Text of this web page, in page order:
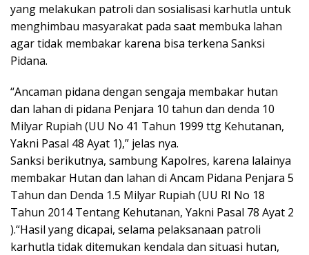
yang melakukan patroli dan sosialisasi karhutla untuk
menghimbau masyarakat pada saat membuka lahan
agar tidak membakar karena bisa terkena Sanksi
Pidana.
“Ancaman pidana dengan sengaja membakar hutan
dan lahan di pidana Penjara 10 tahun dan denda 10
Milyar Rupiah (UU No 41 Tahun 1999 ttg Kehutanan,
Yakni Pasal 48 Ayat 1),” jelas nya.
Sanksi berikutnya, sambung Kapolres, karena lalainya
membakar Hutan dan lahan di Ancam Pidana Penjara 5
Tahun dan Denda 1.5 Milyar Rupiah (UU RI No 18
Tahun 2014 Tentang Kehutanan, Yakni Pasal 78 Ayat 2
).“Hasil yang dicapai, selama pelaksanaan patroli
karhutla tidak ditemukan kendala dan situasi hutan,